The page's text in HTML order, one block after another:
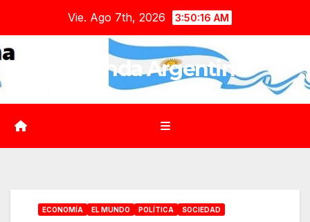
contenido
Vie. Ago 7th, 2026 3:50:18 AM
Agenda Argentina
ECONOMÍA EL MUNDO POLÍTICA SOCIEDAD